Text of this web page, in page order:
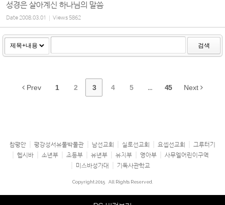
성경은 살아계신 하나님의 말씀
Date2008.03.01 Views 5862
검색
Prev 1 2 3 4 5 ... 45 Next
참평안 평강성서유물박물관 남선교회 실로선교회 요셉선교회
그루터기
헵시바
소년부 초등부 유년부 유치부 영아부
사무엘어린이구역
미스바성가대
기독사관학교
Copyright 2015 All Rights Reserved.